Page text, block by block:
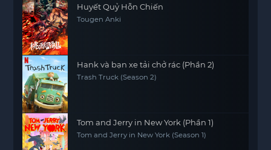
Huyết Quỷ Hỗn Chiến
Tougen Anki
Hank và bạn xe tải chở rác (Phần 2)
Trash Truck (Season 2)
Tom and Jerry in New York (Phần 1)
Tom and Jerry in New York (Season 1)